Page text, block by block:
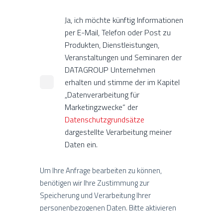
Ja, ich möchte künftig Informationen
per E-Mail, Telefon oder Post zu
Produkten, Dienstleistungen,
Veranstaltungen und Seminaren der
DATAGROUP Unternehmen
erhalten und stimme der im Kapitel
„Datenverarbeitung für
Marketingzwecke“ der
Datenschutzgrundsätze
dargestellte Verarbeitung meiner
Daten ein.
Um Ihre Anfrage bearbeiten zu können,
benötigen wir Ihre Zustimmung zur
Speicherung und Verarbeitung Ihrer
personenbezogenen Daten. Bitte aktivieren